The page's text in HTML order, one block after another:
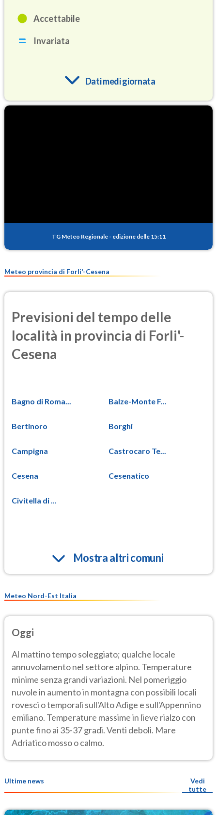
Accettabile
Invariata
Dati medi giornata
PM25
TG Meteo Regionale - edizione delle 15:11
Meteo provincia di Forli'-Cesena
Previsioni del tempo delle
località in provincia di Forli'-
Cesena
Bagno di Roma... Balze-Monte F...
Bertinoro Borghi
Campigna Castrocaro Te...
Cesena Cesenatico
Civitella di ...
Mostra altri comuni
Meteo Nord-Est Italia
Oggi
Al mattino tempo soleggiato; qualche locale
annuvolamento nel settore alpino. Temperature
minime senza grandi variazioni. Nel pomeriggio
nuvole in aumento in montagna con possibili locali
rovesci o temporali sull'Alto Adige e sull'Appennino
emiliano. Temperature massime in lieve rialzo con
punte fino ai 35-37 gradi. Venti deboli. Mare
Adriatico mosso o calmo.
Ultime news
Vedi
tutte